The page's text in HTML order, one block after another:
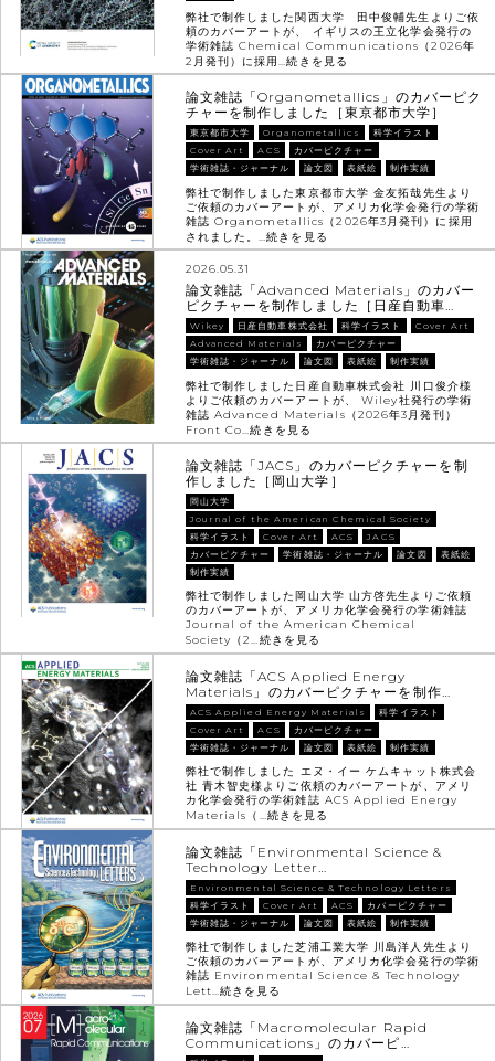
弊社で制作しました関西大学 田中俊輔先生よりご依
頼のカバーアートが、 イギリスの王立化学会発行の
学術雑誌 Chemical Communications（2026年
2月発刊）に採用…続きを見る
論文雑誌「Organometallics」のカバーピク
チャーを制作しました［東京都市大学］
東京都市大学 Organometallics
科学イラスト
Cover Art
ACS
カバーピクチャー
学術雑誌・ジャーナル
論文図 表紙絵 制作実績
弊社で制作しました東京都市大学 金友拓哉先生より
ご依頼のカバーアートが、アメリカ化学会発行の学術
雑誌 Organometallics（2026年3月発刊）に採用
されました。…続きを見る
2026.05.31
論文雑誌「Advanced Materials」のカバー
ピクチャーを制作しました［日産自動車…
Wikey 日産自動車株式会社 科学イラスト
Cover Art
Advanced Materials
カバーピクチャー
学術雑誌・ジャーナル
論文図 表紙絵 制作実績
弊社で制作しました日産自動車株式会社 川口俊介様
よりご依頼のカバーアートが、 Wiley社発行の学術
雑誌 Advanced Materials（2026年3月発刊）
Front Co…続きを見る
論文雑誌「JACS」のカバーピクチャーを制
作しました［岡山大学］
岡山大学
Journal of the American Chemical Society
科学イラスト
Cover Art ACS
JACS
カバーピクチャー
学術雑誌・ジャーナル 論文図
表紙絵
制作実績
弊社で制作しました岡山大学 山方啓先生よりご依頼
のカバーアートが、アメリカ化学会発行の学術雑誌
Journal of the American Chemical
Society（2…続きを見る
論文雑誌「ACS Applied Energy
Materials」のカバーピクチャーを制作…
ACS Applied Energy Materials
科学イラスト
Cover Art
ACS
カバーピクチャー
学術雑誌・ジャーナル
論文図 表紙絵 制作実績
弊社で制作しました エヌ・イー ケムキャット株式会
社 青木智史様よりご依頼のカバーアートが、アメリ
カ化学会発行の学術雑誌 ACS Applied Energy
Materials（…続きを見る
論文雑誌「Environmental Science &
Technology Letter…
Environmental Science & Technology Letters
科学イラスト
Cover Art ACS
カバーピクチャー
学術雑誌・ジャーナル
論文図 表紙絵 制作実績
弊社で制作しました芝浦工業大学 川島洋人先生より
ご依頼のカバーアートが、アメリカ化学会発行の学術
雑誌 Environmental Science & Technology
Lett…続きを見る
論文雑誌「Macromolecular Rapid
Communications」のカバーピ…